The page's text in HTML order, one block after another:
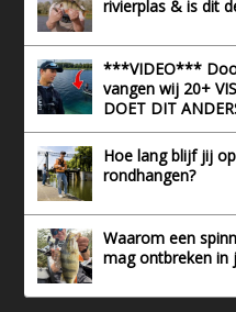
rivierplas & is dit
***VIDEO***
vangen wij 20+
DOET DIT
Hoe lang blijf jij
rondhangen?
Waarom een
mag ontbreken in